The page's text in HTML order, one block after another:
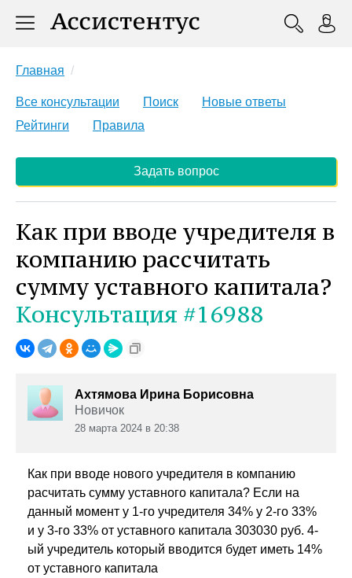
Главная
Все консультации Поиск
Новые ответы
Рейтинги
Правила
Задать вопрос
Как при вводе учредителя в
компанию рассчитать
сумму уставного капитала?
Консультация #16988
Ахтямова Ирина Борисовна
Новичок
28 марта 2024 в 20:38
Как при вводе нового учредителя в компанию
расчитать сумму уставного капитала? Если на
данный момент у 1-го учредителя 34% у 2-го 33%
и у 3-го 33% от уставного капитала 303030 руб. 4-
ый учредитель который вводится будет иметь 14%
от уставного капитала